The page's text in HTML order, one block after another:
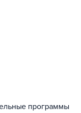
программы